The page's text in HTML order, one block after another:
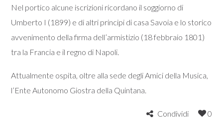
Nel portico alcune iscrizioni ricordano il soggiorno di
Umberto I (1899) e di altri principi di casa Savoia e lo storico
avvenimento della firma dell’armistizio (18 febbraio 1801)
tra la Francia e il regno di Napoli.
Attualmente ospita, oltre alla sede degli Amici della Musica,
l’Ente Autonomo Giostra della Quintana.
Condividi 0